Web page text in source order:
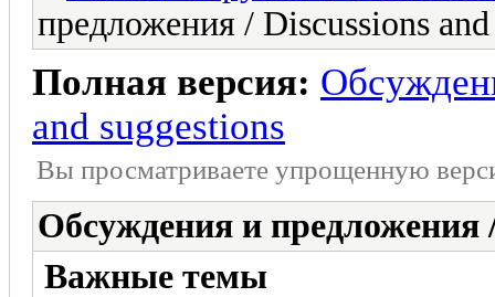
предложения / Discussions
Полная версия:
and suggestions
Вы просматриваете yпpощеннyю
Обсуждения и предложения
Важные темы